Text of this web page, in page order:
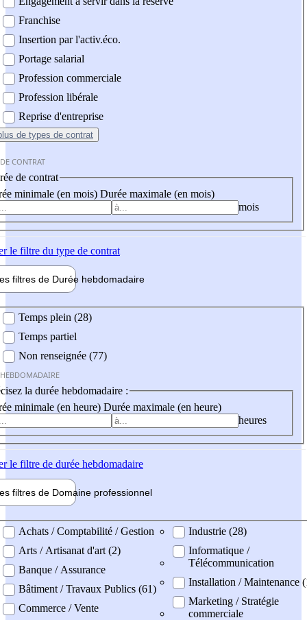
Franchise
Insertion par l'activ.éco.
Portage salarial
Profession commerciale
Profession libérale
Reprise d'entreprise
de types de contrat
CONTRAT
de contrat
minimale (en mois) Durée maximale (en mois)
mois
le filtre du type de contrat
filtres de Durée hebdomadaire
Temps plein (28)
Temps partiel
Non renseignée (77)
la durée hebdomadaire :
minimale (en heure) Durée maximale (en heure)
heures
le filtre de durée hebdomadaire
filtres de Domaine professionnel
professionel
Achats / Comptabilité / Gestion
Arts / Artisanat d'art (2)
Banque / Assurance
Bâtiment / Travaux Publics (61)
Commerce / Vente
Industrie (28)
Informatique /
Télécommunication
Installation / Maintenance
Marketing / Stratégie
commerciale